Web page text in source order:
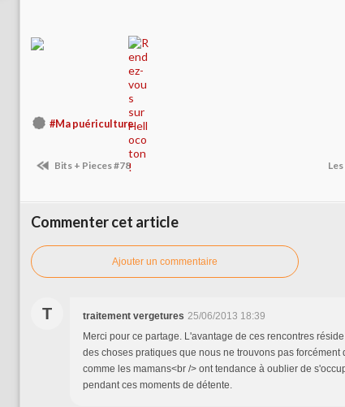
#Ma puériculture
Bits + Pieces #78
Commenter cet article
Ajouter un commentaire
T traitement vergetures 25/06/2013 18:39
Merci pour ce partage. L'avantage de ces rencontres
des choses pratiques que nous ne trouvons pas forcément
comme les mamans<br /> ont tendance à oublier de
pendant ces moments de détente.